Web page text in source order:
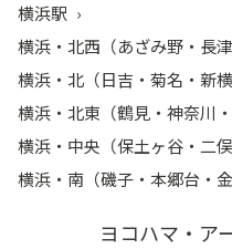
横浜駅
横浜・北西（あざみ野・長
横浜・北（日吉・菊名・新横
横浜・北東（鶴見・神奈川
横浜・中央（保土ヶ谷・二
横浜・南（磯子・本郷台・金
ヨコハマ・ア